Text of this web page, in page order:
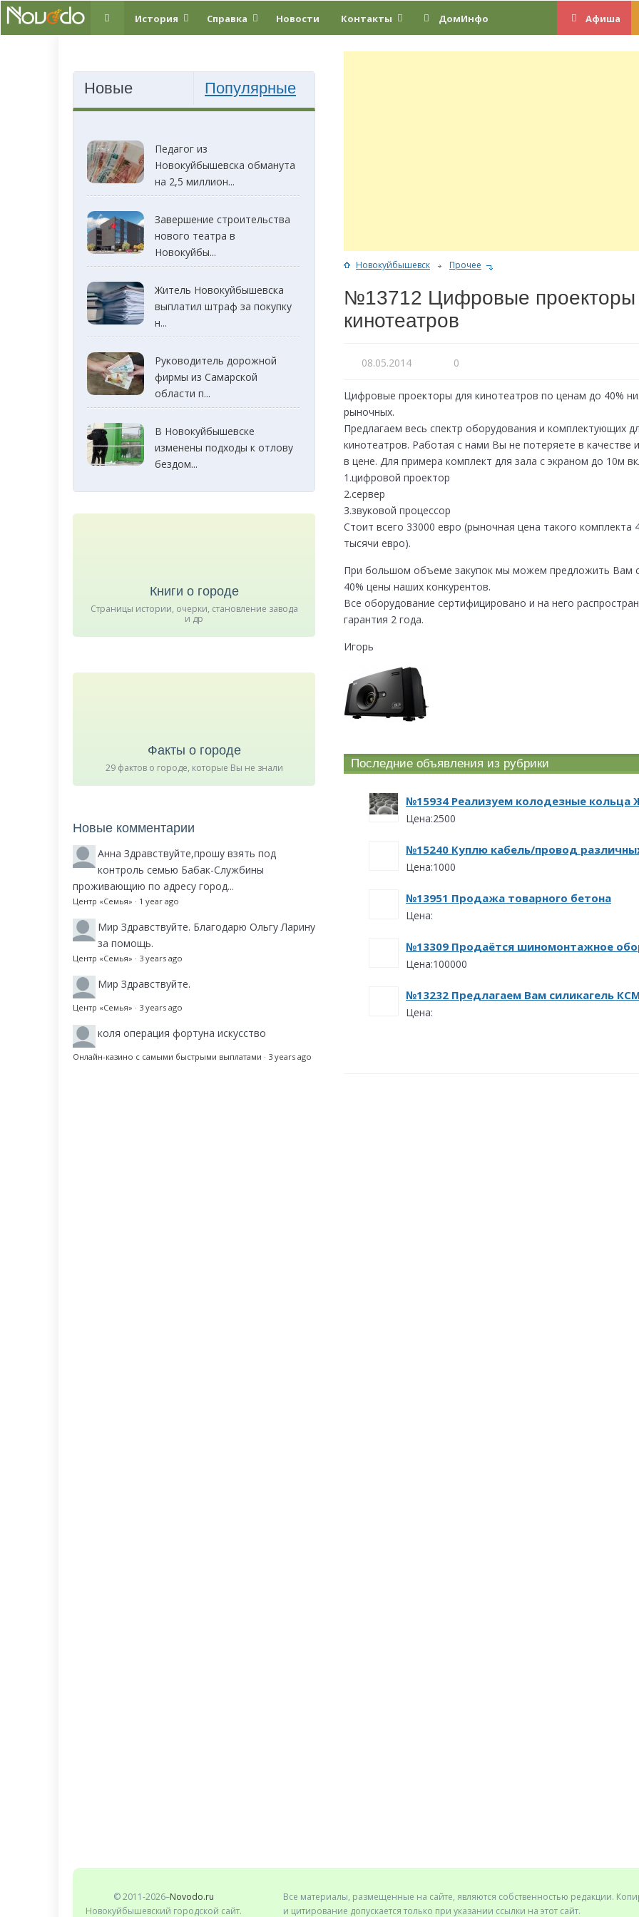
История Справка Новости Контакты Афиша
ДомИнфо
Новокуйбышевск Прочее
№13712 Цифровые проекторы
кинотеатров
08.05.2014 0
Цифровые проекторы для кинотеатров по ценам до 40%
рыночных.
Предлагаем весь спектр оборудования и комплектующих
кинотеатров. Работая с нами Вы не потеряете в качестве
в цене. Для примера комплект для зала с экраном до 10м
1.цифровой проектор
2.сервер
3.звуковой процессор
Стоит всего 33000 евро (рыночная цена такого комплекта
тысячи евро).
При большом объеме закупок мы можем предложить Вам
40% цены наших конкурентов.
Все оборудование сертифицировано и на него
гарантия 2 года.
Игорь
Последние объявления из рубрики
№15934 Реализуем колодезные кольца
Цена:2500
№15240 Куплю кабель/провод
Цена:1000
№13951 Продажа товарного бетона
Цена:
№13309 Продаётся шиномонтажное
Цена:100000
№13232 Предлагаем Вам силикагель
Цена:
Новые Популярные
Педагог из
Новокуйбышевска обманута
на 2,5 миллион...
Завершение строительства
нового театра в
Новокуйбы...
Житель Новокуйбышевска
выплатил штраф за покупку
н...
Руководитель дорожной
фирмы из Самарской
области п...
В Новокуйбышевске
изменены подходы к отлову
бездом...
Книги о городе
Страницы истории, очерки, становление завода
и др
Факты о городе
29 фактов о городе, которые Вы не знали
Новые комментарии
Анна Здравствуйте,прошу взять под
контроль семью Бабак-Службины
проживающию по адресу город...
Центр «Семья» · 1 year ago
Мир Здравствуйте. Благодарю Ольгу Ларину
за помощь.
Центр «Семья» · 3 years ago
Мир Здравствуйте.
Центр «Семья» · 3 years ago
коля операция фортуна искусство
Онлайн-казино с самыми быстрыми выплатами · 3 years ago
© 2011-2026–Novodo.ru
Новокуйбышевский городской сайт.
Все материалы, размещенные на сайте, являются собственностью редакции.
и цитирование допускается только при указании ссылки на этот сайт.